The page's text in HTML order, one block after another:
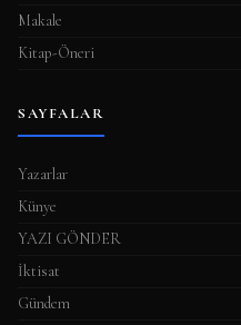
Makale
Kitap-Öneri
SAYFALAR
Yazarlar
Künye
YAZI GÖNDER
İktisat
Gündem